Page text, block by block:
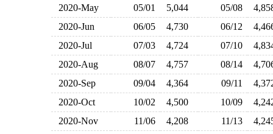
2020-May
05/01 5,044 05/08
2020-Jun
06/05 4,730 06/12
2020-Jul
07/03 4,724 07/10
2020-Aug
08/07 4,757 08/14
2020-Sep
09/04 4,364 09/11
2020-Oct
10/02 4,500 10/09
2020-Nov
11/06 4,208 11/13